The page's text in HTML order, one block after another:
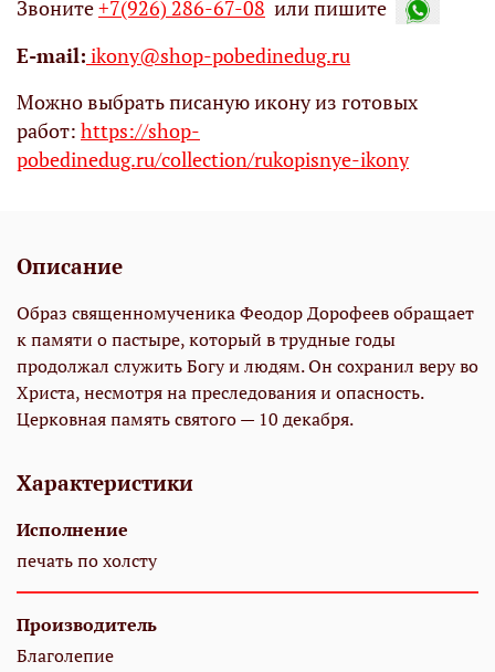
Звоните+7(926) 286-67-08 или пишите
Е-mail: ikony@shop-pobedinedug.ru
Можно выбрать писаную икону из готовых
работ: https://shop-
pobedinedug.ru/collection/rukopisnye-ikony
Описание
Образ священномученика Феодор Дорофеев обращает
к памяти о пастыре, который в трудные годы
продолжал служить Богу и людям. Он сохранил веру во
Христа, несмотря на преследования и опасность.
Церковная память святого — 10 декабря.
Характеристики
Исполнение
печать по холсту
Производитель
Благолепие